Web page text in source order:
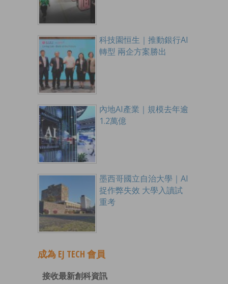
科技園恒生｜推動銀行AI
轉型 兩企方案勝出
內地AI產業｜規模去年逾
1.2萬億
墨西哥國立自治大學｜AI
捉作弊失效 大學入讀試
重考
成為 EJ TECH 會員
接收最新創科資訊